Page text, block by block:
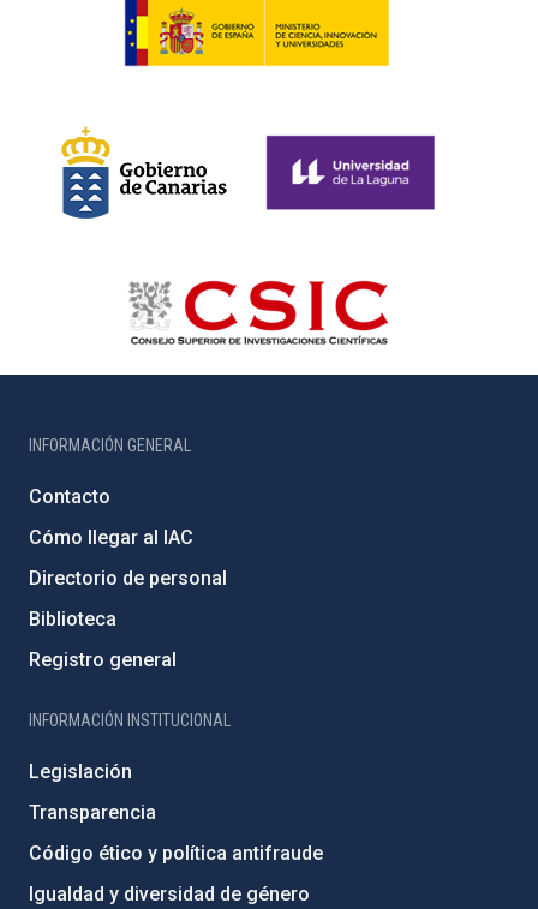
INFORMACIÓN GENERAL
Contacto
Cómo llegar al IAC
Directorio de personal
Biblioteca
Registro general
INFORMACIÓN INSTITUCIONAL
Legislación
Transparencia
Código ético y política antifraude
Igualdad y diversidad de género